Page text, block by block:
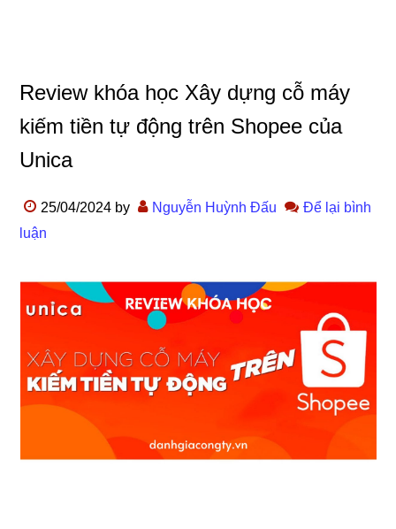
Review khóa học Xây dựng cỗ máy
kiếm tiền tự động trên Shopee của
Unica
25/04/2024 by Nguyễn Huỳnh Đấu
Để lại bình
luận